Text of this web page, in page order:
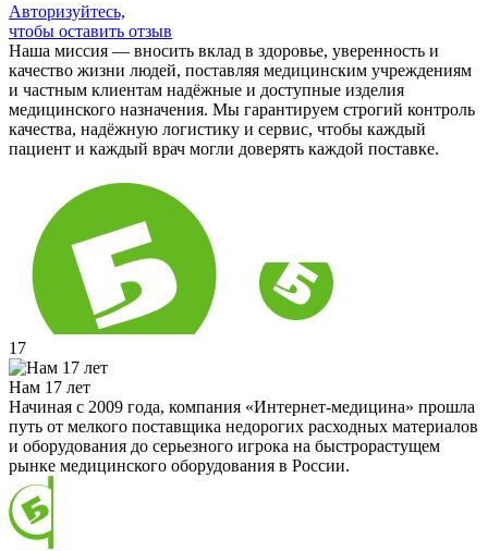
Авторизуйтесь,
чтобы оставить отзыв
Наша миссия — вносить вклад в здоровье, уверенность и
качество жизни людей, поставляя медицинским учреждениям
и частным клиентам надёжные и доступные изделия
медицинского назначения. Мы гарантируем строгий контроль
качества, надёжную логистику и сервис, чтобы каждый
пациент и каждый врач могли доверять каждой поставке.
17
Нам 17 лет
Начиная с 2009 года, компания «Интернет-медицина» прошла
путь от мелкого поставщика недорогих расходных материалов
и оборудования до серьезного игрока на быстрорастущем
рынке медицинского оборудования в России.